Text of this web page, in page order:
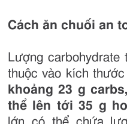
Cách ăn chuối an
Lượng carbohydrate
thuộc vào kích
khoảng 23 g
thể lên tới 35 g